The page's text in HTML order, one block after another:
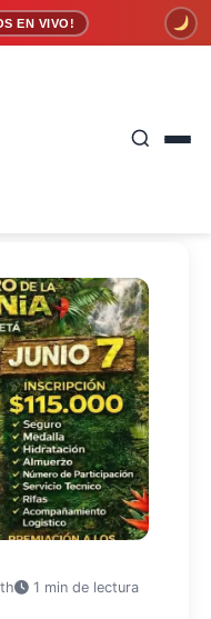
EN VIVO!
1 min de lectura